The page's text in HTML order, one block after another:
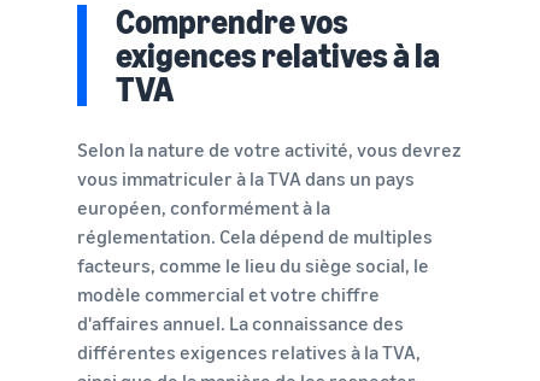
Comprendre vos
exigences relatives à la
TVA
Selon la nature de votre activité, vous devrez
vous immatriculer à la TVA dans un pays
européen, conformément à la
réglementation. Cela dépend de multiples
facteurs, comme le lieu du siège social, le
modèle commercial et votre chiffre
d'affaires annuel. La connaissance des
différentes exigences relatives à la TVA,